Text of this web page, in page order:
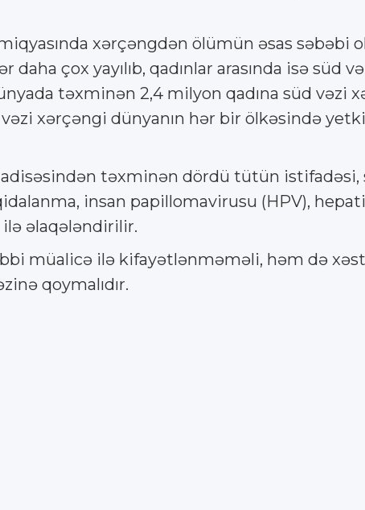
xərçəngdən ölümün əsas səbəbi
çox yayılıb, qadınlar arasında isə süd
təxminən 2,4 milyon qadına süd vəzi
vəzi xərçəngi dünyanın hər bir ölkəsində
təxminən dördü tütün
insan papillomavirusu (HPV),
ilə əlaqələndirilir.
müalicə ilə kifayətlənməməli, həm də
qoymalıdır.